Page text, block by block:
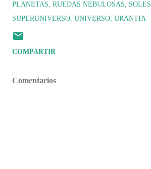
PLANETAS RUEDAS NEBULOSAS
SOLES
SUPERUNIVERSO UNIVERSO URANTIA
COMPARTIR
Comentarios